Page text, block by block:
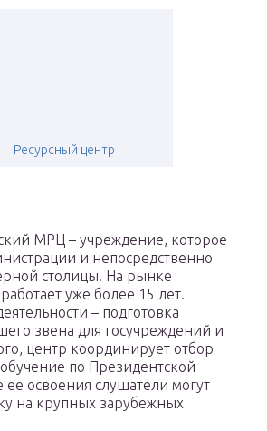
Ресурсный центр
МРЦ – учреждение, которое
и непосредственно
столицы. На рынке
уже более 15 лет.
– подготовка
звена для госучреждений и
центр координирует отбор
по Президентской
освоения слушатели могут
на крупных зарубежных